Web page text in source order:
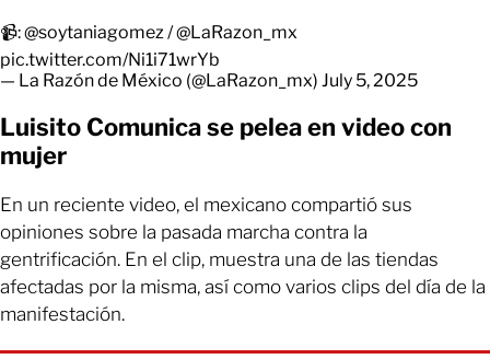
📹:@soytaniagomez/@LaRazon_mx
pic.twitter.com/Ni1i71wrYb
— La Razón de México (@LaRazon_mx) July 5, 2025
Luisito Comunica se pelea en video con
mujer
En un reciente video, el mexicano compartió sus
opiniones sobre la pasada marcha contra la
gentrificación. En el clip, muestra una de las tiendas
afectadas por la misma, así como varios clips del día de la
manifestación.